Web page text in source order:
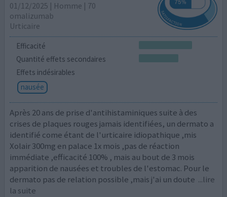
01/12/2025 | Homme | 70
omalizumab
Urticaire
Efficacité
Quantité effets secondaires
Effets indésirables
nausée
Après 20 ans de prise d'antihistaminiques suite à des
crises de plaques rouges jamais identifiées, un dermato a
identifié come étant de l'urticaire idiopathique ,mis
Xolair 300mg en palace 1x mois ,pas de réaction
immédiate ,efficacité 100% , mais au bout de 3 mois
apparition de nausées et troubles de l'estomac. Pour le
dermato pas de relation possible ,mais j'ai un doute ...lire
la suite